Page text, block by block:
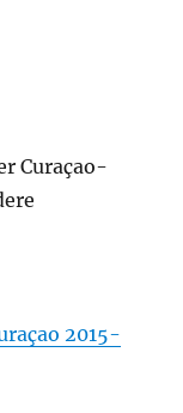
Curaçao-
2015-